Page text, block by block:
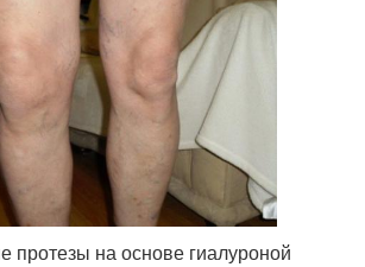
протезы на основе гиалуроной